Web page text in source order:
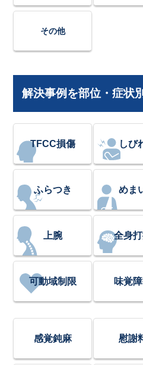
その他
解決事例を部位・症状
TFCC損傷 しび
ふらつき めま
上腕 全身
可動域制限 味覚
感覚鈍麻 慰謝